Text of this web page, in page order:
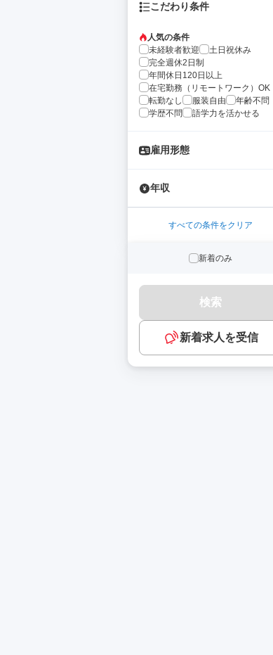
こだわり条件
人気の条件
未経験者歓迎
土日祝休み
完全週休2日制
年間休日120日以上
在宅勤務（リモートワーク）OK
転勤なし
服装自由
年齢不問
学歴不問
語学力を活かせる
雇用形態
年収
すべての条件をクリア
新着のみ
検索
新着求人を受信